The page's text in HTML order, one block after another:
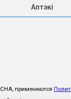
Аптэкі
применяются